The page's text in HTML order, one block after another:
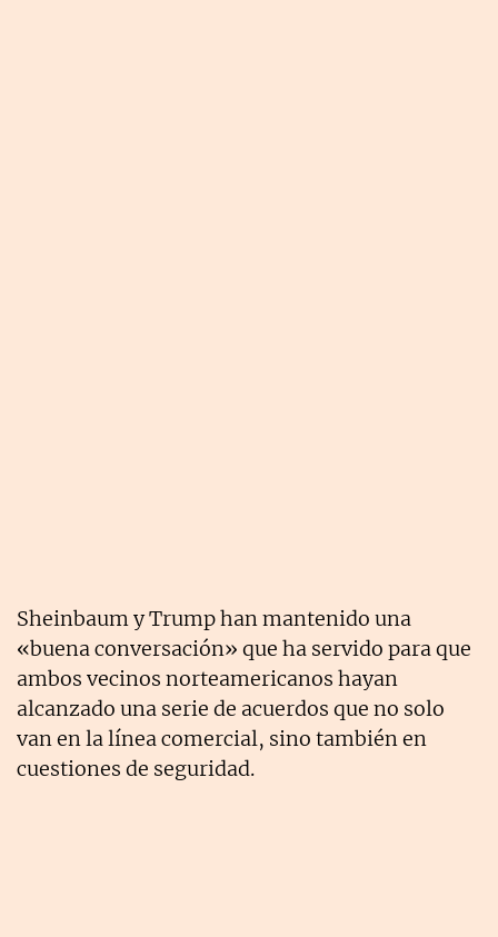
Sheinbaum y Trump han mantenido una
«buena conversación» que ha servido para que
ambos vecinos norteamericanos hayan
alcanzado una serie de acuerdos que no solo
van en la línea comercial, sino también en
cuestiones de seguridad.